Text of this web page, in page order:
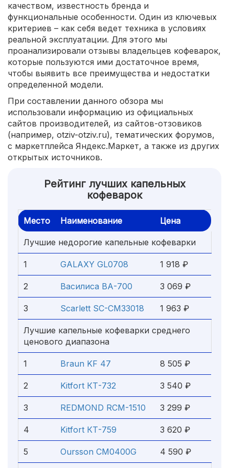
качеством, известность бренда и
функциональные особенности. Один из ключевых
критериев – как себя ведет техника в условиях
реальной эксплуатации. Для этого мы
проанализировали отзывы владельцев кофеварок,
которые пользуются ими достаточное время,
чтобы выявить все преимущества и недостатки
определенной модели.
При составлении данного обзора мы
использовали информацию из официальных
сайтов производителей, из сайтов-отзовиков
(например, otziv-otziv.ru), тематических форумов,
с маркетплейса Яндекс.Маркет, а также из других
открытых источников.
Рейтинг лучших капельных
кофеварок
Место Наименование Цена
Лучшие недорогие капельные кофеварки
1 GALAXY GL0708 1 918 ₽
2 Василиса ВА-700 3 069 ₽
3 Scarlett SC-CM33018 1 963 ₽
Лучшие капельные кофеварки среднего
ценового диапазона
1 Braun KF 47 8 505 ₽
2 Kitfort КТ-732 3 540 ₽
3 REDMOND RCM-1510 3 299 ₽
4 Kitfort КТ-759 3 620 ₽
5 Oursson CM0400G 4 590 ₽